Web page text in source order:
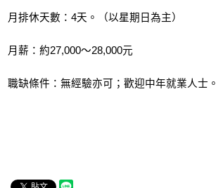
月排休天數：4天。（以星期日為主）
月薪：約27,000～28,000元
職缺條件：無經驗亦可；歡迎中年就業人士。